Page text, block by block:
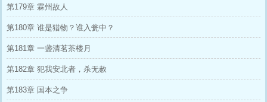
第179章 霖州故人
第180章 谁是猎物？谁入瓮中？
第181章 一盏清茗茶楼月
第182章 犯我安北者，杀无赦
第183章 国本之争